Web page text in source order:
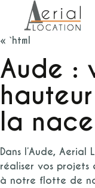
« `html
Aude :
la
Dans l’Aude,
réaliser vos
à notre flotte de